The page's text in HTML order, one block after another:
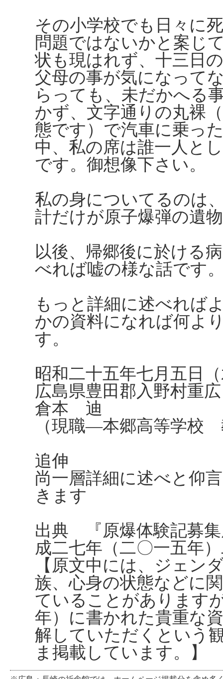
その小学校でも日々に
問題ではないかと案じ
状も現はれず、十三日
父母の事が気になって
らっても、未だかへる
かず、文字通りの丸裸
態です）で汽車に乗っ
中、私の席は誰一人と
です。御想像下さい。
私の身についてるのは
計だけが原子爆弾の遺
以後、帰郷後に於ける
べれば嘘の様な話です
もっと詳細に述べれば
かの資料になれば何よ
す。
昭和二十五年七月五日
広島県豊田郡入野村重広
倉本 迪
（現職―本郷高等学校
追伸
尚一層詳細に述べと仰
きます
出典 『原爆体験記募
成二七年（二〇一五年
【原文中には、ジェン
族、心身の状態などに
ていることがあります
年）に書かれた貴重な
解していただくという
ま掲載しています。】